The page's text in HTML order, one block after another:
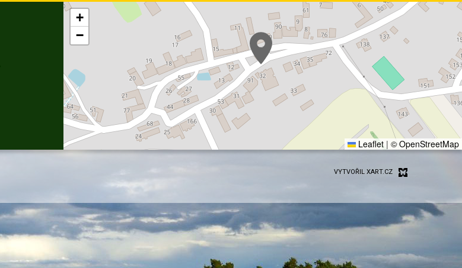
+
−
Leaflet | © OpenStreetMap
VYTVOŘIL XART.CZ